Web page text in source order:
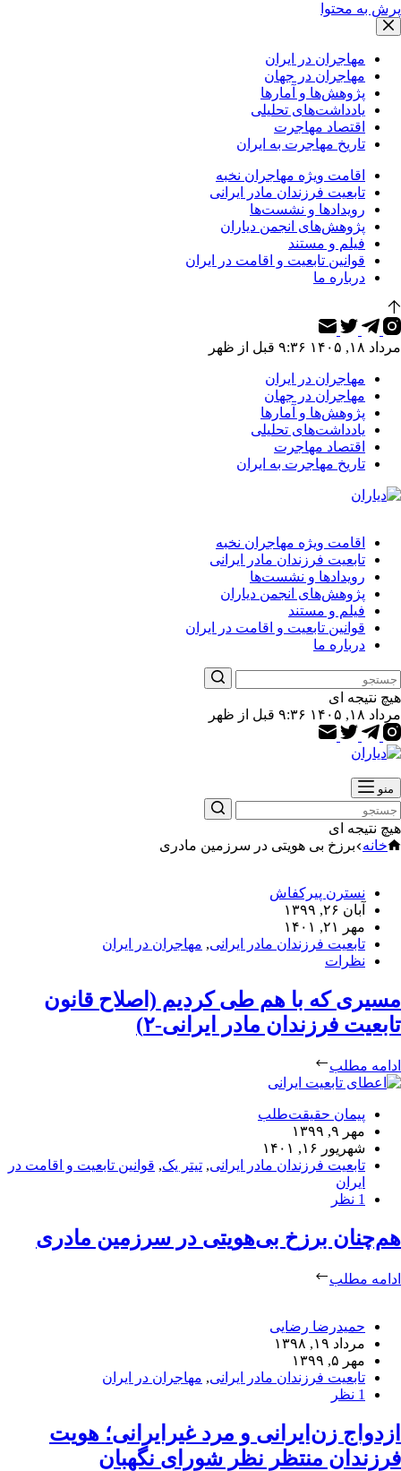
پرش به محتوا
مهاجران در ایران
مهاجران در جهان
پژوهش‌ها و آمارها
یادداشت‌های تحلیلی
اقتصاد مهاجرت
تاریخ مهاجرت به ایران
اقامت ویژه مهاجران نخبه
تابعیت فرزندان مادر ایرانی
رویدادها و نشست‌ها
پژوهش‌های انجمن دیاران
فیلم و مستند
قوانین تابعیت و اقامت در ایران
درباره ما
مرداد ۱۸, ۱۴۰۵ ۹:۳۶ قبل از ظهر
مهاجران در ایران
مهاجران در جهان
پژوهش‌ها و آمارها
یادداشت‌های تحلیلی
اقتصاد مهاجرت
تاریخ مهاجرت به ایران
اقامت ویژه مهاجران نخبه
تابعیت فرزندان مادر ایرانی
رویدادها و نشست‌ها
پژوهش‌های انجمن دیاران
فیلم و مستند
قوانین تابعیت و اقامت در ایران
درباره ما
هیچ نتیجه ای
مرداد ۱۸, ۱۴۰۵ ۹:۳۶ قبل از ظهر
منو
هیچ نتیجه ای
خانه برزخ بی هویتی در سرزمین مادری
نسترن پیرکفاش
آبان ۲۶, ۱۳۹۹
مهر ۲۱, ۱۴۰۱
تابعیت فرزندان مادر ایرانی, مهاجران در ایران
نظرات
مسیری که با هم طی کردیم (اصلاح قانون
تابعیت فرزندان مادر ایرانی-۲)
ادامه مطلب
پیمان حقیقت‌طلب
مهر ۹, ۱۳۹۹
شهریور ۱۶, ۱۴۰۱
تابعیت فرزندان مادر ایرانی, تیتر یک, قوانین تابعیت و اقامت در
ایران
1 نظر
هم‌چنان برزخ بی‌هویتی در سرزمین مادری
ادامه مطلب
حمیدرضا رضایی
مرداد ۱۹, ۱۳۹۸
مهر ۵, ۱۳۹۹
تابعیت فرزندان مادر ایرانی, مهاجران در ایران
1 نظر
ازدواج زن‌ایرانی و مرد غیرایرانی؛‌ هویت
فرزندان منتظر نظر شورای نگهبان